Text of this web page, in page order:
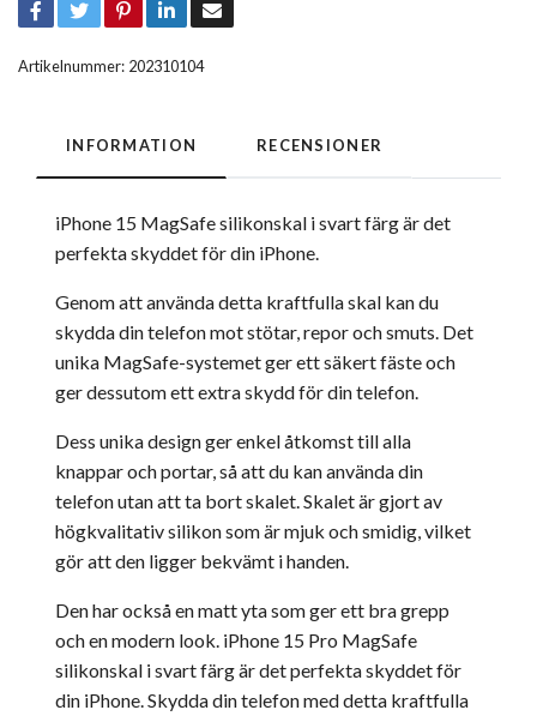
Artikelnummer: 202310104
INFORMATION RECENSIONER
iPhone 15 MagSafe silikonskal i svart färg är det
perfekta skyddet för din iPhone.
Genom att använda detta kraftfulla skal kan du
skydda din telefon mot stötar, repor och smuts. Det
unika MagSafe-systemet ger ett säkert fäste och
ger dessutom ett extra skydd för din telefon.
Dess unika design ger enkel åtkomst till alla
knappar och portar, så att du kan använda din
telefon utan att ta bort skalet. Skalet är gjort av
högkvalitativ silikon som är mjuk och smidig, vilket
gör att den ligger bekvämt i handen.
Den har också en matt yta som ger ett bra grepp
och en modern look. iPhone 15 Pro MagSafe
silikonskal i svart färg är det perfekta skyddet för
din iPhone. Skydda din telefon med detta kraftfulla